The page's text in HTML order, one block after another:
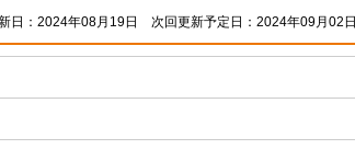
日：2024年08月19日 次回更新予定日：2024年09月02日